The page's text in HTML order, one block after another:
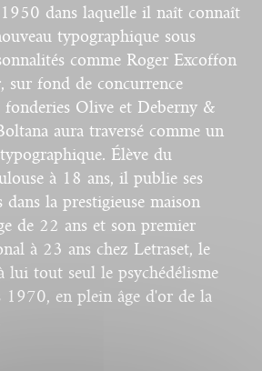
1950 dans laquelle il naît connaît
typographique sous
comme Roger Excoffon
sur fond de concurrence
fonderies Olive et Deberny &
aura traversé comme un
Élève du
à 18 ans, il publie ses
dans la prestigieuse maison
de 22 ans et son premier
à 23 ans chez Letraset, le
lui tout seul le psychédélisme
1970, en plein âge d'or de la